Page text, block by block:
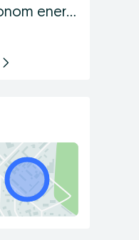
mini konditsioner econom energy